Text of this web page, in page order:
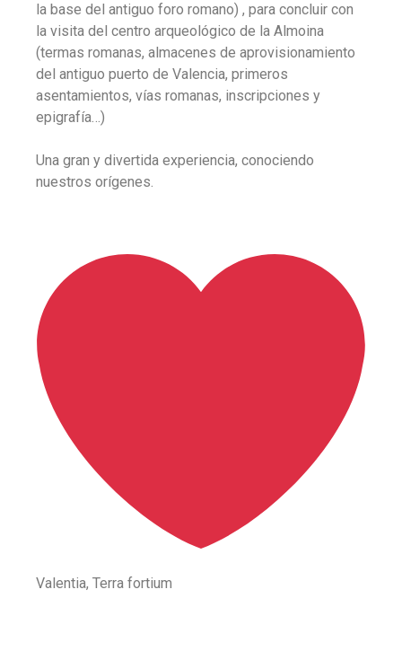
la base del antiguo foro romano) , para concluir con
la visita del centro arqueológico de la Almoina
(termas romanas, almacenes de aprovisionamiento
del antiguo puerto de Valencia, primeros
asentamientos, vías romanas, inscripciones y
epigrafía…)
Una gran y divertida experiencia, conociendo
nuestros orígenes.
Valentia, Terra fortium